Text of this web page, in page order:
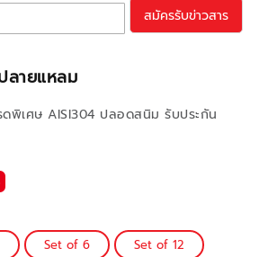
ลายแหลม
ดพิเศษ AISI304 ปลอดสนิม รับประกัน
สมัครรับข่าวสาร
Set of 6 Set of 12